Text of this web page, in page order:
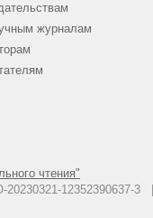
чтения"
20230321-
журналам